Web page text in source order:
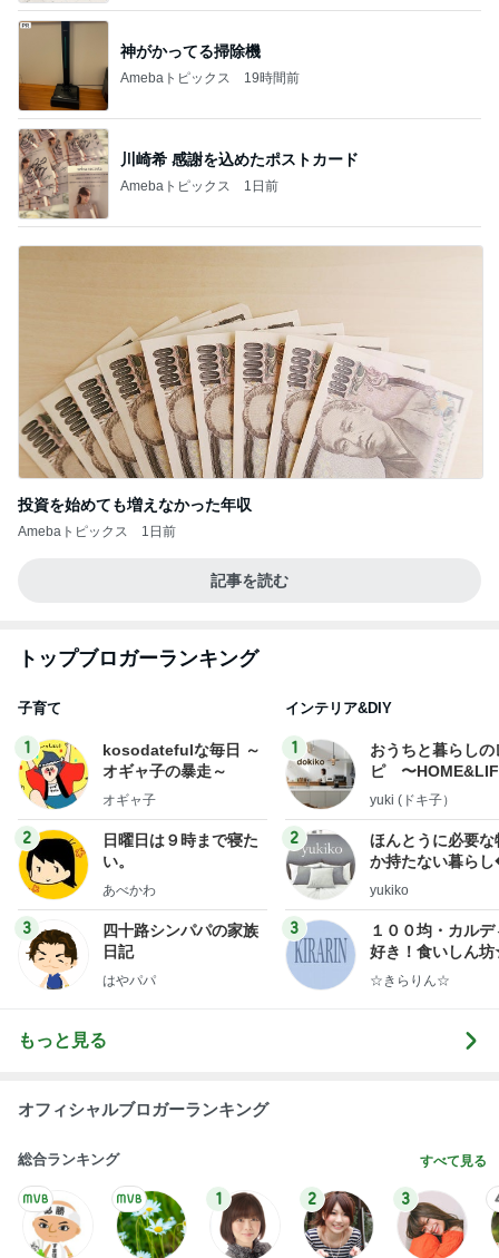
神がかってる掃除機
Amebaトピックス 19時間前
川崎希 感謝を込めたポストカード
Amebaトピックス 1日前
投資を始めても増えなかった年収
Amebaトピックス 1日前
記事を読む
トップブロガーランキング
子育て
1
kosodatefulな毎日 ～
オギャ子の暴走～
オギャ子
2
日曜日は９時まで寝た
い。
あべかわ
3
四十路シンパパの家族
日記
はやパパ
インテリア&DIY
1
おうちと暮らしの
ピ 〜
yuki (ドキ子）
2
ほんとうに必要な
か持たない暮ら
ep Life Simple◆
yukiko
3
１００均・カルデ
好き！食いしん
らりん☆のブログ
☆きらりん☆
もっと見る
オフィシャルブロガーランキング
総合ランキング すべて見る
1 2 3